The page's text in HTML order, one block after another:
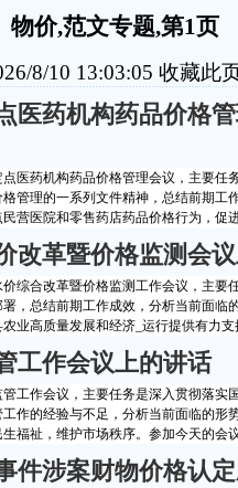
物价,范文专题,第1页
8/10 13:03:05 收藏此
医药机构药品价格
医药机构药品价格管理会议，主要任
管理的一系列文件精神，总结前期工
营医院和零售药店药品价格行为，促
改革暨价格监测会
综合改革暨价格监测工作会议，主要
，总结前期工作成效，分析当前面临
业高质量发展和经济_运行提供有力
工作会议上的讲话
工作会议，主要任务是深入贯彻落实
作的经验与不足，分析当前面临的形
福祉，维护市场秩序。参加今天的会
件涉案财物价格认